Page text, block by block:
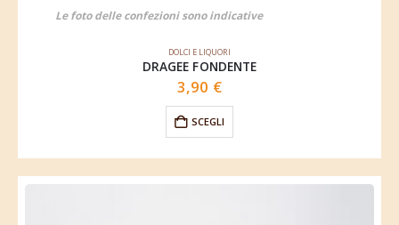
Le foto delle confezioni sono indicative
DOLCI E LIQUORI
DRAGEE FONDENTE
3,90 €
SCEGLI